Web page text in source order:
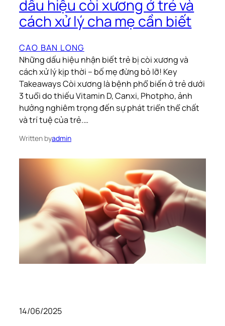
dấu hiệu còi xương ở trẻ và
cách xử lý cha mẹ cần biết
CAO BAN LONG
Những dấu hiệu nhận biết trẻ bị còi xương và
cách xử lý kịp thời – bố mẹ đừng bỏ lỡ! Key
Takeaways Còi xương là bệnh phổ biến ở trẻ dưới
3 tuổi do thiếu Vitamin D, Canxi, Photpho, ảnh
hưởng nghiêm trọng đến sự phát triển thể chất
và trí tuệ của trẻ.…
Written byadmin
14/06/2025